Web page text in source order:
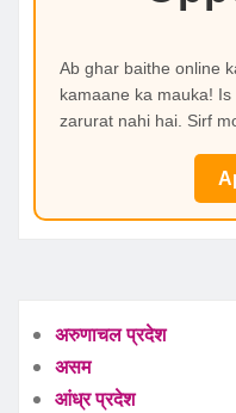
Ab ghar baithe online
kamaane ka mauka!
zarurat nahi hai. Sirf
अरुणाचल प्रदेश
असम
आंध्र प्रदेश